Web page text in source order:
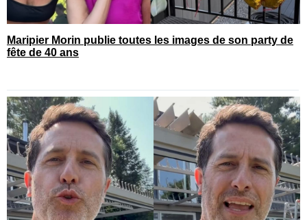
Maripier Morin publie toutes les images de son party de
fête de 40 ans